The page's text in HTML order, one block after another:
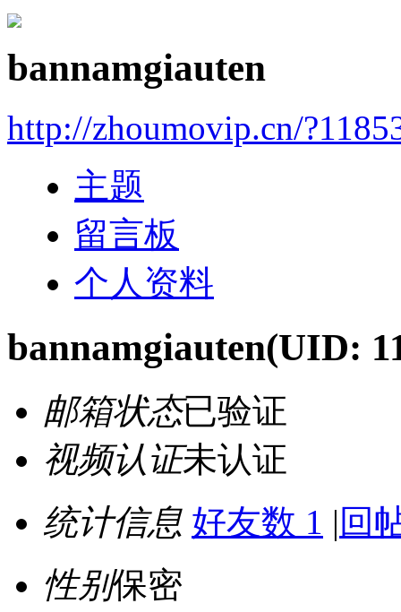
bannamgiauten
http://zhoumovip.cn/
主题
留言板
个人资料
bannamgiauten(UID:
邮箱状态已验证
视频认证未认证
统计信息 好友数 1 | 回
性别保密